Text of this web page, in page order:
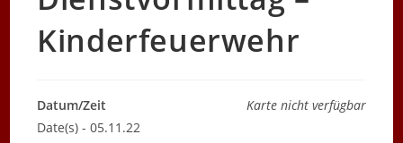
Kinderfeuerwehr
Karte nicht verfügbar
Datum/Zeit
Date(s) - 05.11.22